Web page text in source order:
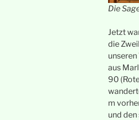
Die
Jetzt
die
aus
90
m
und